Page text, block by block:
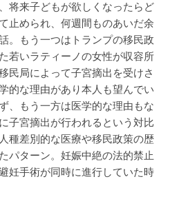
将来子どもが欲しくなったらど
止められ、何週間ものあいだ余
。もう一つはトランプの移民政
若いラティーノの女性が収容所
民局によって子宮摘出を受けさ
的な理由があり本人も望んでい
、もう一方は医学的な理由もな
子宮摘出が行われるという対比
種差別的な医療や移民政策の歴
パターン。妊娠中絶の法的禁止
妊手術が同時に進行していた時